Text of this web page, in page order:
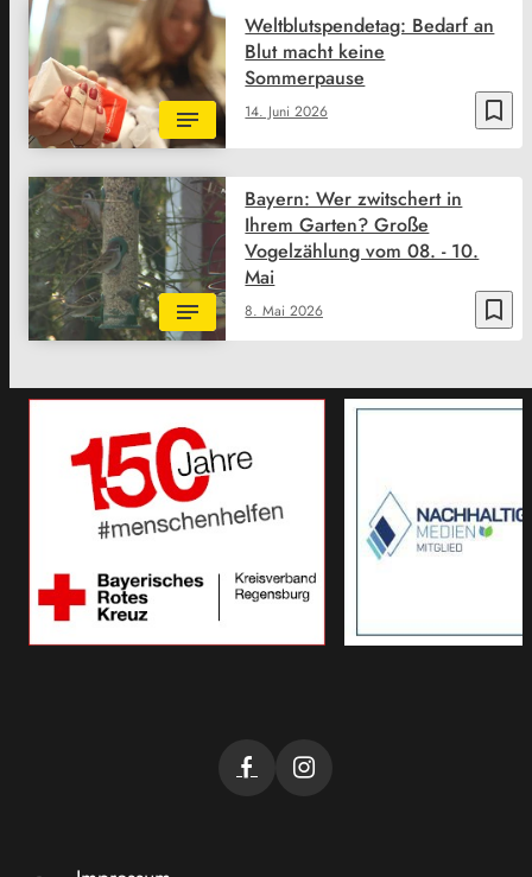
bookmark_border
14. Juni 2026
Weltblutspendetag: Bedarf an
Blut macht keine
Sommerpause
bookmark_border
8. Mai 2026
Bayern: Wer zwitschert in
Ihrem Garten? Große
Vogelzählung vom 08. - 10.
Mai